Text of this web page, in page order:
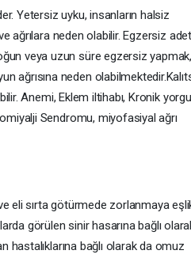
Yetersiz uyku, insanların halsiz
ağrılara neden olabilir. Egzersiz
veya uzun süre egzersiz yapmak,
ağrısına neden
Anemi, Eklem iltihabı, Kronik
Sendromu, miyofasiyal ağrı
eli sırta götürmede zorlanmaya
görülen sinir hasarına bağlı
hastalıklarına bağlı olarak da omuz